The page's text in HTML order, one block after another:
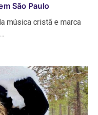
São Paulo
música cristã e marca